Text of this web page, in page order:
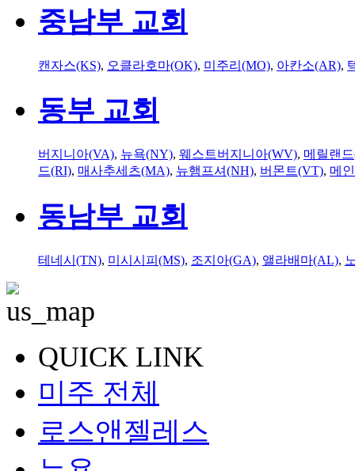
중남부 교회
캔자스(KS), 오클라호마(OK), 미주리(MO), 아칸소(AR),
동부 교회
버지니아(VA), 뉴욕(NY), 웨스트버지니아(WV), 메릴랜
드(RI), 매사추세츠(MA), 뉴햄프셔(NH), 버몬트(VT), 메
동남부 교회
테네시(TN), 미시시피(MS), 조지아(GA), 앨라배마(AL),
QUICK LINK
미주 전체
로스앤젤레스